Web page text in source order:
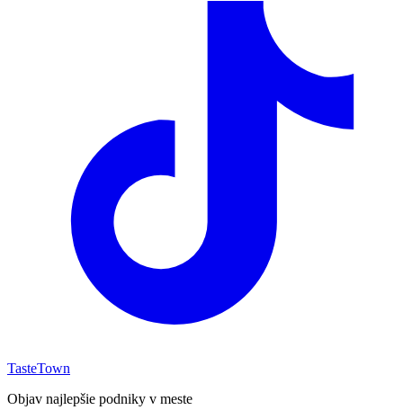
TasteTown
Objav najlepšie podniky v meste